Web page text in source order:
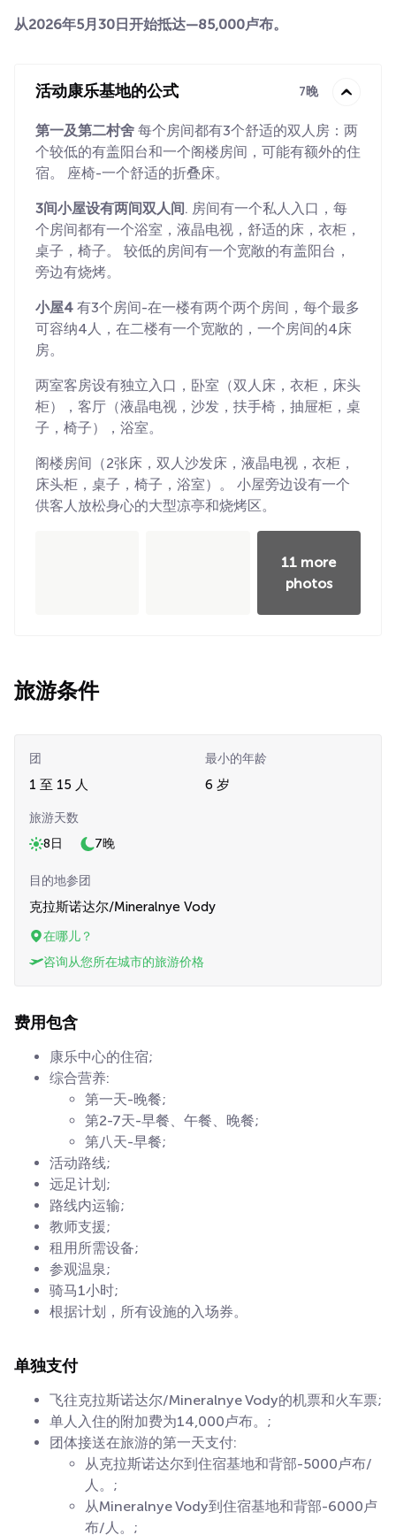
从2026年5月30日开始抵达—85,000卢布。
活动康乐基地的公式 7晚
第一及第二村舍 每个房间都有3个舒适的双人房：两
个较低的有盖阳台和一个阁楼房间，可能有额外的住
宿。 座椅-一个舒适的折叠床。
3间小屋设有两间双人间. 房间有一个私人入口，每
个房间都有一个浴室，液晶电视，舒适的床，衣柜，
桌子，椅子。 较低的房间有一个宽敞的有盖阳台，
旁边有烧烤。
小屋4 有3个房间-在一楼有两个两个房间，每个最多
可容纳4人，在二楼有一个宽敞的，一个房间的4床
房。
两室客房设有独立入口，卧室（双人床，衣柜，床头
柜），客厅（液晶电视，沙发，扶手椅，抽屉柜，桌
子，椅子），浴室。
阁楼房间（2张床，双人沙发床，液晶电视，衣柜，
床头柜，桌子，椅子，浴室）。 小屋旁边设有一个
供客人放松身心的大型凉亭和烧烤区。
11 more
photos
旅游条件
团
1 至 15 人
最小的年龄
6 岁
旅游天数
8日
7晚
目的地参团
克拉斯诺达尔/Mineralnye Vody
在哪儿？
咨询从您所在城市的旅游价格
费用包含
康乐中心的住宿;
综合营养:
第一天-晚餐;
第2-7天-早餐、午餐、晚餐;
第八天-早餐;
活动路线;
远足计划;
路线内运输;
教师支援;
租用所需设备;
参观温泉;
骑马1小时;
根据计划，所有设施的入场券。
单独支付
飞往克拉斯诺达尔/Mineralnye Vody的机票和火车票;
单人入住的附加费为14,000卢布。;
团体接送在旅游的第一天支付:
从克拉斯诺达尔到住宿基地和背部-5000卢布/
人。;
从Mineralnye Vody到住宿基地和背部-6000卢
布/人。;